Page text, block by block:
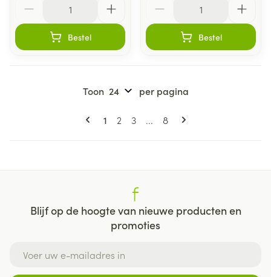
Bestel Bestel
Pagina's
U lees momenteel pagina
1 Pagina
2 Pagina
3 ... Pagina
8
Toon per pagina
Blijf op de hoogte van nieuwe producten en
promoties